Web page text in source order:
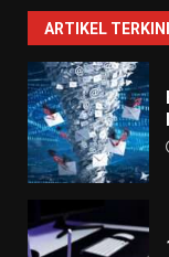
ARTIKEL TERKINI